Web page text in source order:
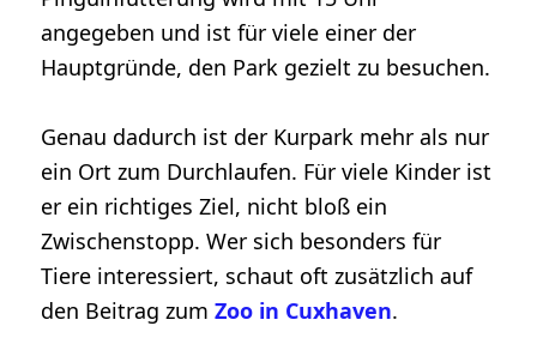
angegeben und ist für viele einer der
Hauptgründe, den Park gezielt zu besuchen.
Genau dadurch ist der Kurpark mehr als nur
ein Ort zum Durchlaufen. Für viele Kinder ist
er ein richtiges Ziel, nicht bloß ein
Zwischenstopp. Wer sich besonders für
Tiere interessiert, schaut oft zusätzlich auf
den Beitrag zumZoo in Cuxhaven.